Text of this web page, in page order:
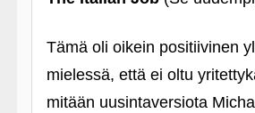
Tämä oli oikein positiivinen
mielessä, että ei oltu
mitään uusintaversiota